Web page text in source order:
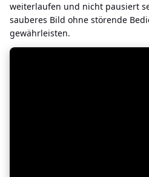
weiterlaufen und nicht pausiert
sauberes Bild ohne störende
gewährleisten.